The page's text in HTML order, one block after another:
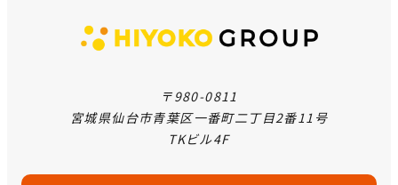
〒980-0811
宮城県仙台市青葉区一番町二丁目2番11号
TKビル4F